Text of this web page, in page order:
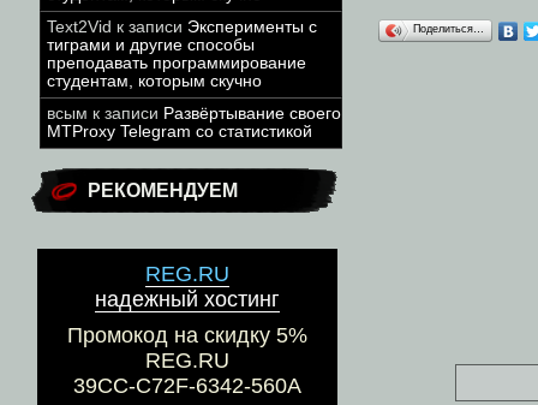
Text2Vid к записи Эксперименты с
тиграми и другие способы
преподавать программирование
студентам, которым скучно
всым к записи Развёртывание своего
MTProxy Telegram со статистикой
РЕКОМЕНДУЕМ
REG.RU
надежный хостинг
Промокод на скидку 5%
REG.RU
39CC-C72F-6342-560A
Поделиться…